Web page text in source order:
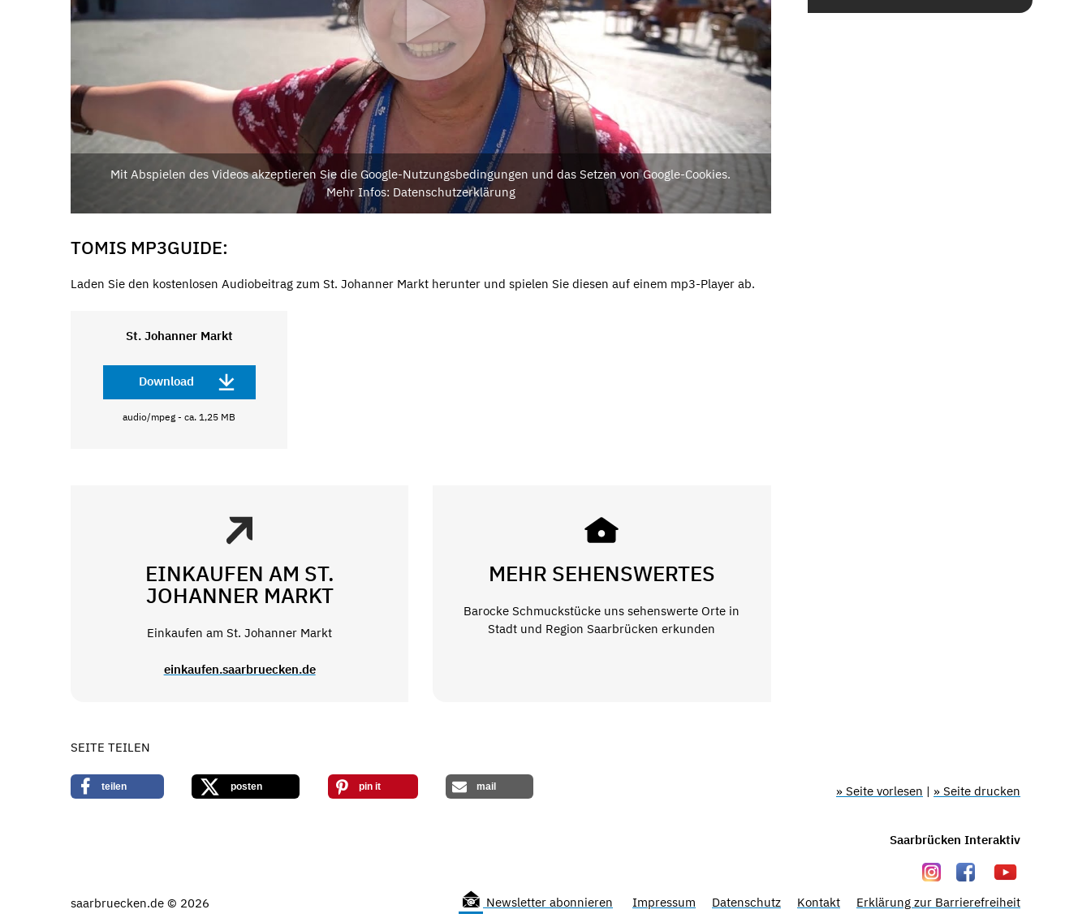
Mit Abspielen des Videos akzeptieren Sie die Google-Nutzungsbedingungen und das Setzen von Google-Cookies.
Mehr Infos: Datenschutzerklärung
TOMIS MP3GUIDE:
Laden Sie den kostenlosen Audiobeitrag zum St. Johanner Markt herunter und spielen Sie diesen auf einem mp3-Player ab.
St. Johanner Markt
Download
audio/mpeg - ca. 1,25 MB
EINKAUFEN AM ST.
JOHANNER MARKT
Einkaufen am St. Johanner Markt
einkaufen.saarbruecken.de
MEHR SEHENSWERTES
Barocke Schmuckstücke uns sehenswerte Orte in
Stadt und Region Saarbrücken erkunden
SEITE TEILEN
teilen posten pin it mail » Seite vorlesen | » Seite drucken
saarbruecken.de © 2026
Saarbrücken Interaktiv
Newsletter abonnieren Impressum Datenschutz Kontakt Erklärung zur Barrierefreiheit